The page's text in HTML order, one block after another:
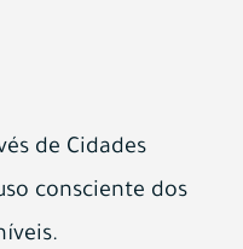
de Cidades
consciente dos